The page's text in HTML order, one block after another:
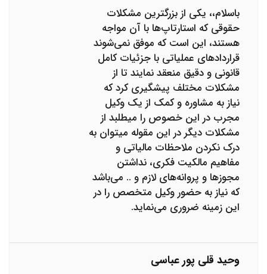
باسلام،، یکی از بزرگترین مشکلات
حقوقی که استارتاپ‌ها با آن مواجه
هستند، این است که موفق نمی­‌شوند
قراردادهای عملیاتی با جزئیات کامل
قانونی و دقیق منعقد نمایند تا از
مشکلات مختلف پیشگیری کرد که
نیاز به مشاوره و کمک از یک وکیل
مجرب در این خصوص را میطلبد از
مشکلات دیگر در این مقوله میتوان به
درک نکردن ملاحظات مالیاتی و
مفاهیم مالکیت فکری، نداشتن
مجوزها و پروانه­‌های لازم و .. می‌باشد
که نیاز به حضور وکیل متخصص را در
این زمینه ضروری می‌نماید.
وحید قلی پور عباسی